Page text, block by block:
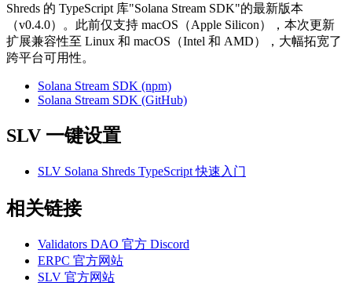
Shreds 的 TypeScript 库"Solana Stream SDK"的最新版本
（v0.4.0）。此前仅支持 macOS（Apple Silicon），本次更新
扩展兼容性至 Linux 和 macOS（Intel 和 AMD），大幅拓宽了
跨平台可用性。
Solana Stream SDK (npm)
Solana Stream SDK (GitHub)
SLV 一键设置
SLV Solana Shreds TypeScript 快速入门
相关链接
Validators DAO 官方 Discord
ERPC 官方网站
SLV 官方网站